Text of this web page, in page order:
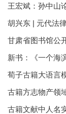
王宏斌：孙中山
胡兴东 | 元代法
甘肃省图书馆公
新书：《一个海
荀子古籍大语言
古籍方志物产领
古籍文献中人名